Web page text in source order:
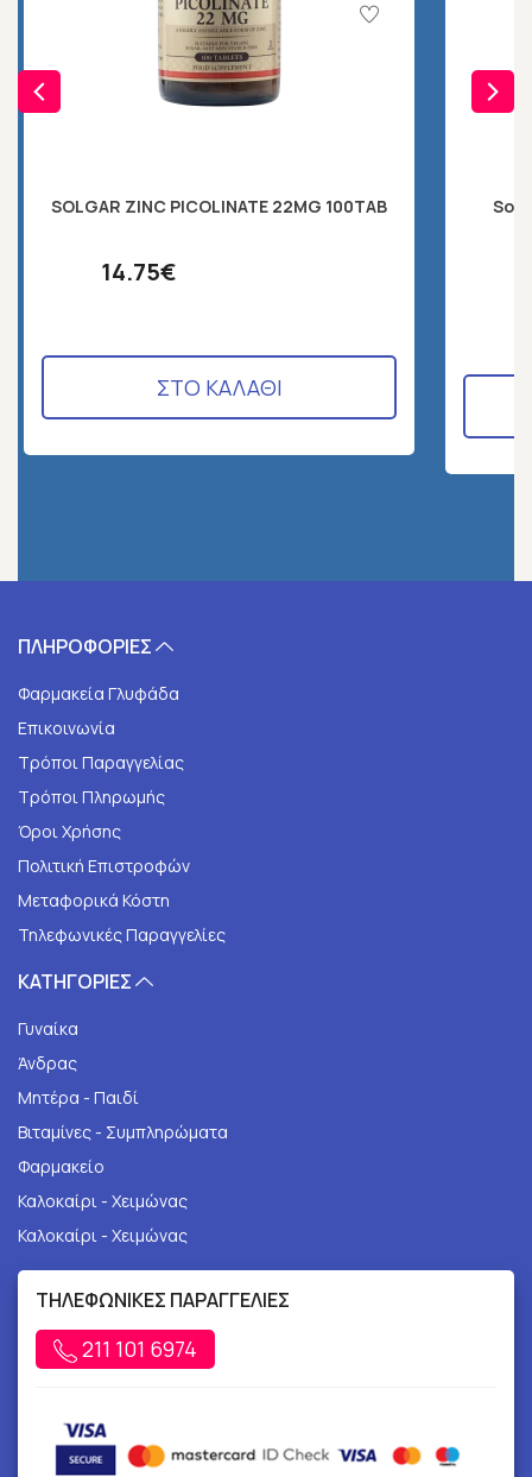
SOLGAR ZINC PICOLINATE 22MG 100TAB
14.75€
ΣΤΟ ΚΑΛΑΘΙ
ΠΛΗΡΟΦΟΡΙΕΣ
Φαρμακεία Γλυφάδα
Επικοινωνία
Τρόποι Παραγγελίας
Τρόποι Πληρωμής
Όροι Χρήσης
Πολιτική Επιστροφών
Μεταφορικά Κόστη
Τηλεφωνικές Παραγγελίες
ΚΑΤΗΓΟΡΙΕΣ
Γυναίκα
Άνδρας
Μητέρα - Παιδί
Βιταμίνες - Συμπληρώματα
Φαρμακείο
Καλοκαίρι - Χειμώνας
Καλοκαίρι - Χειμώνας
ΤΗΛΕΦΩΝΙΚΕΣ ΠΑΡΑΓΓΕΛΙΕΣ
211 101 6974